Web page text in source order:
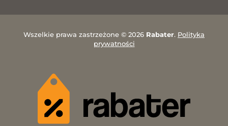
Wszelkie prawa zastrzeżone © 2026 Rabater. Polityka
prywatności